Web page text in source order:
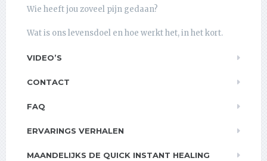
Wie heeft jou zoveel pijn gedaan?
Wat is ons levensdoel en hoe werkt het, in het kort.
VIDEO’S
CONTACT
FAQ
ERVARINGS VERHALEN
MAANDELIJKS DE QUICK INSTANT HEALING